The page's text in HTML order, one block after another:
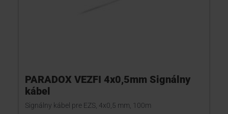
PARADOX VEZFI 4x0,5mm Signálny
kábel
Signálny kábel pre EZS, 4x0,5 mm, 100m